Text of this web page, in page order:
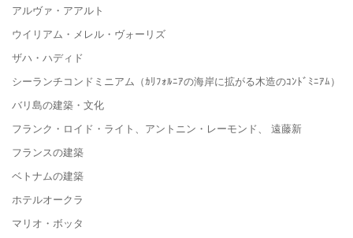
アルヴァ・アアルト
ウイリアム・メレル・ヴォーリズ
ザハ・ハディド
シーランチコンドミニアム（ｶﾘﾌｫﾙﾆｱの海岸に拡がる木造のｺﾝﾄﾞﾐﾆｱﾑ）
バリ島の建築・文化
フランク・ロイド・ライト、アントニン・レーモンド、 遠藤新
フランスの建築
ベトナムの建築
ホテルオークラ
マリオ・ボッタ